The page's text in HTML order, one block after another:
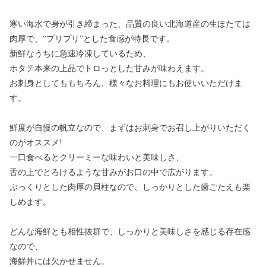
寒い海水で身が引き締まった、品質の良い北海道産の生ほたては
肉厚で、“プリプリ”とした食感が特長です。
新鮮なうちに急速冷凍しているため、
ホタテ本来の上品でトロっとした甘みが味わえます。
お刺身としてももちろん、様々なお料理にもお使いいただけま
す。
鮮度が自慢の帆立なので、まずはお刺身でお召し上がりいただく
のがオススメ!
一口食べるとクリーミーな味わいと美味しさ、
舌の上でとろけるような甘みがお口の中で広がります。
ぷっくりとした肉厚の貝柱なので、しっかりとした歯ごたえも楽
しめます。
どんな海鮮とも相性抜群で、しっかりと美味しさを感じる存在感
なので、
海鮮丼には欠かせません。